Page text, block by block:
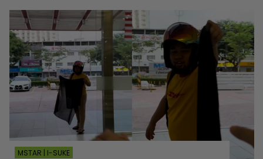
MSTAR | I-SUKE